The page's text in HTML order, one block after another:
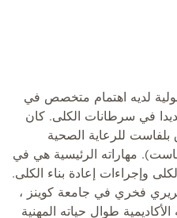
لديه اهتمام متخصص في
في سرطانات الكلى. كان
للرعاية الصحية
مهاراته الرئيسية هي في
وإجراءات إعادة بناء الكلى.
فخري في جامعة كوينز ،
طوال حياته المهنية